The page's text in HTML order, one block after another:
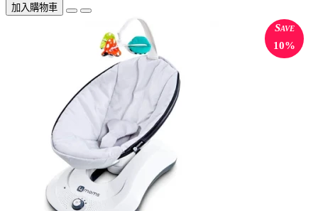
加入購物車
Save
10%